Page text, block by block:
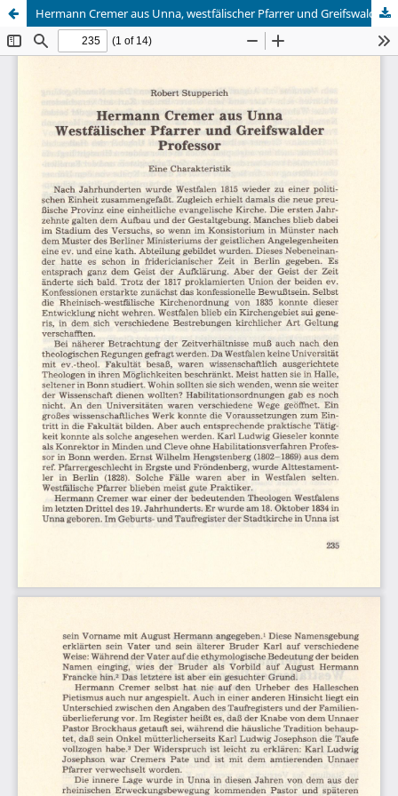
Hermann Cremer aus Unna, westfälischer Pfarrer und Greifswalder Professor